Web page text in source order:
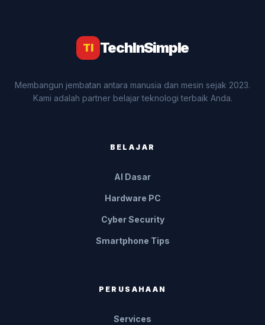
TI TechInSimple
Membangun jembatan antara manusia dan mesin sejak 2023.
Kami adalah partner belajar teknologi terbaik Anda.
BELAJAR
AI Dasar
Hardware PC
Cyber Security
Smartphone Tips
PERUSAHAAN
Services